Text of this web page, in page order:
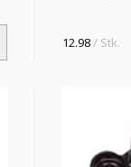
12.98/ Stk.